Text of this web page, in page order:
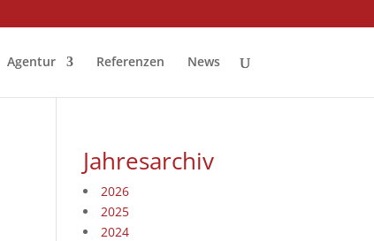
Agentur Referenzen News
Jahresarchiv
2026
2025
2024